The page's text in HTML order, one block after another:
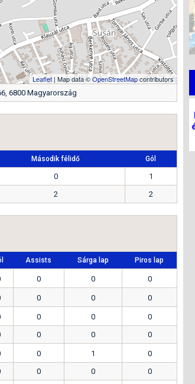
Leaflet | Map data ©OpenStreetMapcontributors
6800 Magyarország
Második félidő Gól
0
1
2 2
Assists Sárga lap Piros lap
0 0 0
0 0 0
0 0
0
0 0 0
0 1
0
0 0
0